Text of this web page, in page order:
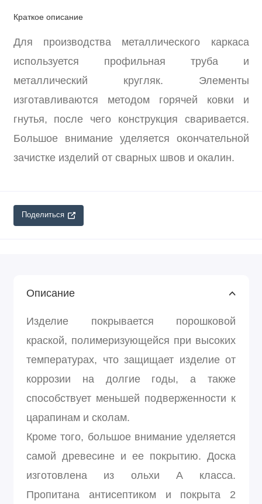
Краткое описание
Для производства металлического каркаса
используется профильная труба и
металлический кругляк. Элементы
изготавливаются методом горячей ковки и
гнутья, после чего конструкция сваривается.
Большое внимание уделяется окончательной
зачистке изделий от сварных швов и окалин.
Поделиться
Описание
Изделие покрывается порошковой
краской, полимеризующейся при высоких
температурах, что защищает изделие от
коррозии на долгие годы, а также
способствует меньшей подверженности к
царапинам и сколам.
Кроме того, большое внимание уделяется
самой древесине и ее покрытию. Доска
изготовлена из ольхи А класса.
Пропитана антисептиком и покрыта 2